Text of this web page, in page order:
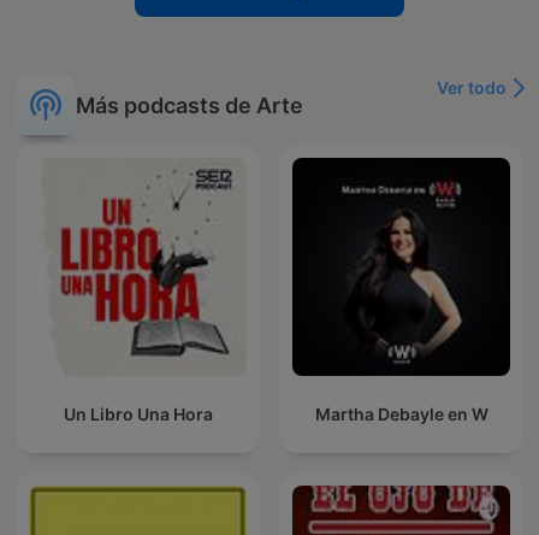
Más podcasts de Arte
Ver todo
Un Libro Una Hora Martha Debayle en W